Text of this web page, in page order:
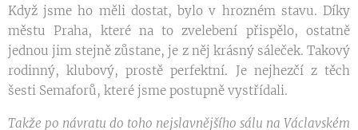
Když jsme ho měli dostat, bylo v hrozném stavu. Díky
městu Praha, které na to zvelebení přispělo, ostatně
jednou jim stejně zůstane, je z něj krásný sáleček. Takový
rodinný, klubový, prostě perfektní. Je nejhezčí z těch
šesti Semaforů, které jsme postupně vystřídali.
Takže po návratu do toho nejslavnějšího sálu na Václavském